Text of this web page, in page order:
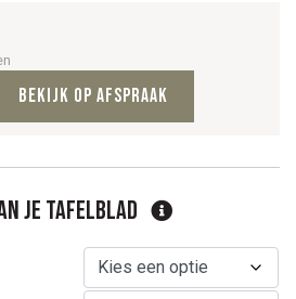
Bekijk op afspraak
je tafelblad